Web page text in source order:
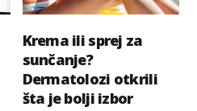
Krema ili sprej za
sunčanje?
Dermatolozi otkrili
šta je bolji izbor